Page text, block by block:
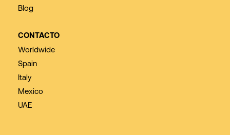
Blog
CONTACTO
Worldwide
Spain
Italy
Mexico
UAE